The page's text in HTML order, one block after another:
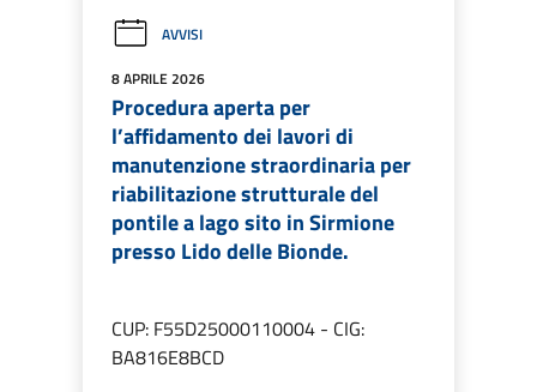
AVVISI
8 APRILE 2026
Procedura aperta per
l’affidamento dei lavori di
manutenzione straordinaria per
riabilitazione strutturale del
pontile a lago sito in Sirmione
presso Lido delle Bionde.
CUP: F55D25000110004 - CIG:
BA816E8BCD